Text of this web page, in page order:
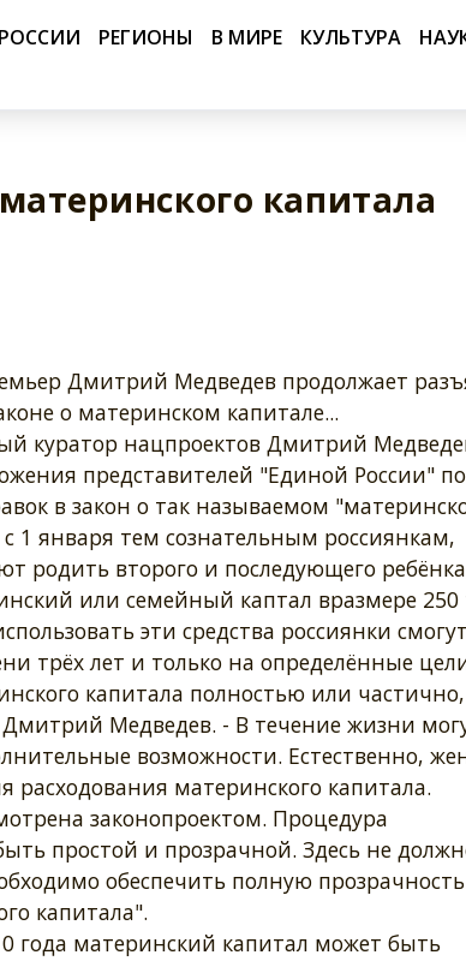
РЕГИОНЫ В МИРЕ КУЛЬТУРА
капитала
Дмитрий Медведев продолжает
о материнском капитале...
куратор нацпроектов Дмитрий
представителей "Единой России"
в закон о так называемом
с 1 января тем сознательным россиянкам,
родить второго и последующего
или семейный каптал вразмере 250
эти средства россиянки смогут
трёх лет и только на определённые
капитала полностью или
Медведев. - В течение жизни
возможности. Естественно,
материнского капитала.
законопроектом. Процедура
простой и прозрачной. Здесь не
обеспечить полную
капитала".
года материнский капитал может быть